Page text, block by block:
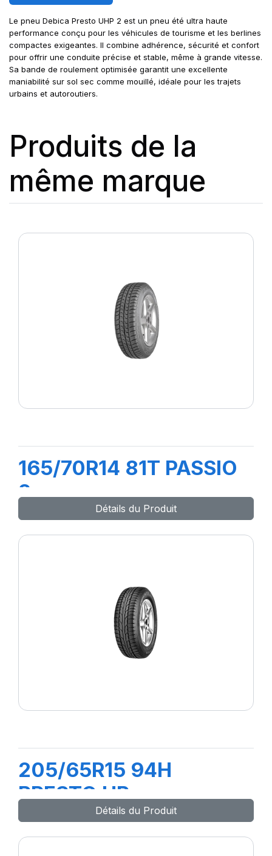
Le pneu Debica Presto UHP 2 est un pneu été ultra haute
performance conçu pour les véhicules de tourisme et les berlines
compactes exigeantes. Il combine adhérence, sécurité et confort
pour offrir une conduite précise et stable, même à grande vitesse.
Sa bande de roulement optimisée garantit une excellente
maniabilité sur sol sec comme mouillé, idéale pour les trajets
urbains et autoroutiers.
Produits de la
même marque
165/70R14 81T PASSIO
2
Détails du Produit
205/65R15 94H
PRESTO HP
Détails du Produit